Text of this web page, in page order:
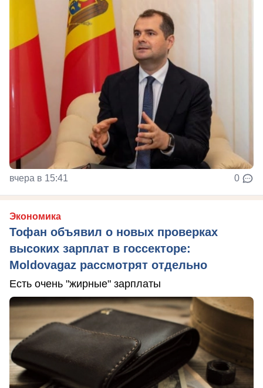
вчера в 15:41 0
Экономика
Тофан объявил о новых проверках
высоких зарплат в госсекторе:
Moldovagaz рассмотрят отдельно
Есть очень "жирные" зарплаты